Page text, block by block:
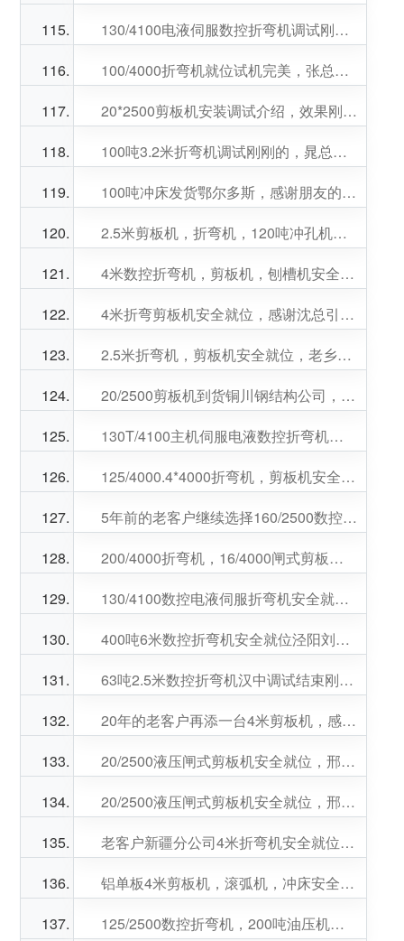
130/4100电液伺服数控折弯机调试刚刚的，姚总生意兴隆！
100/4000折弯机就位试机完美，张总生意兴隆！
20*2500剪板机安装调试介绍，效果刚刚的，感谢赵总信任，赵总生意兴隆！
100吨3.2米折弯机调试刚刚的，晁总生意兴隆！
100吨冲床发货鄂尔多斯，感谢朋友的关照
2.5米剪板机，折弯机，120吨冲孔机安全就位，服务西安军工，感谢王总信任！
4米数控折弯机，剪板机，刨槽机安全就位，徐总，严总生意兴隆！
4米折弯剪板机安全就位，感谢沈总引荐，邱总生意兴隆！
2.5米折弯机，剪板机安全就位，老乡鈡总生意兴隆！
20/2500剪板机到货铜川钢结构公司，赵总生意兴隆！
130T/4100主机伺服电液数控折弯机到货，交付客户使用！感谢李总信任
125/4000.4*4000折弯机，剪板机安全到位，万总生意兴隆！
5年前的老客户继续选择160/2500数控折弯机，感谢两位老总关照
200/4000折弯机，16/4000闸式剪板机安装调试刚刚的，秦总，苏总生意兴隆！
130/4100数控电液伺服折弯机安全就位，童总生意兴隆！
400吨6米数控折弯机安全就位泾阳刘总工厂，刘总生意兴隆，财源广进！
63吨2.5米数控折弯机汉中调试结束刚刚的，后定位0.05毫米
20年的老客户再添一台4米剪板机，感谢姚总关照，姚总生意兴隆！
20/2500液压闸式剪板机安全就位，邢总，李总生意兴隆！
20/2500液压闸式剪板机安全就位，邢总，李总生意兴隆！
老客户新疆分公司4米折弯机安全就位，杨总生意兴隆！
铝单板4米剪板机，滚弧机，冲床安全就位
125/2500数控折弯机，200吨油压机安全就位，为咱们大西安兵器工业服务